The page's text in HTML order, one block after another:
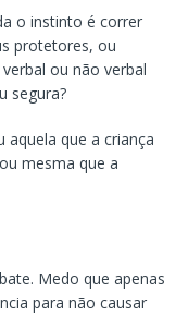
o instinto é correr
protetores, ou
ou não verbal
segura?
aquela que a criança
mesma que a
Medo que apenas
para não causar